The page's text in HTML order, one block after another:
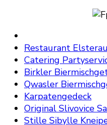
Restaurant
Catering
Birkler
Qwasler
Karpatengedeck
Original Slivovice
Stille Sibylle